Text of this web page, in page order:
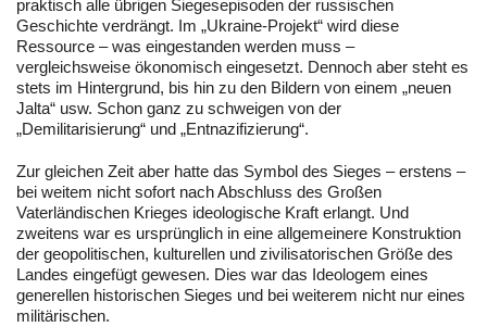
praktisch alle übrigen Siegesepisoden der russischen
Geschichte verdrängt. Im „Ukraine-Projekt“ wird diese
Ressource – was eingestanden werden muss –
vergleichsweise ökonomisch eingesetzt. Dennoch aber steht es
stets im Hintergrund, bis hin zu den Bildern von einem „neuen
Jalta“ usw. Schon ganz zu schweigen von der
„Demilitarisierung“ und „Entnazifizierung“.
Zur gleichen Zeit aber hatte das Symbol des Sieges – erstens –
bei weitem nicht sofort nach Abschluss des Großen
Vaterländischen Krieges ideologische Kraft erlangt. Und
zweitens war es ursprünglich in eine allgemeinere Konstruktion
der geopolitischen, kulturellen und zivilisatorischen Größe des
Landes eingefügt gewesen. Dies war das Ideologem eines
generellen historischen Sieges und bei weiterem nicht nur eines
militärischen.